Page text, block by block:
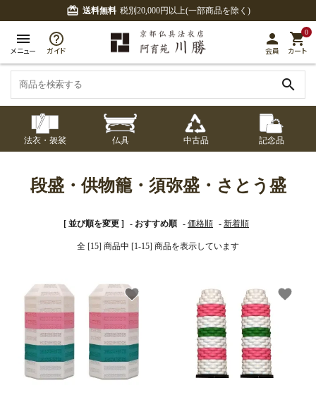
card_giftcard 送料無料 税別20,000円以上(一部商品を除く)
menu
メニュー ガイド
person
会員
0
shopping_cart
カート
search
七条袈裟
修多羅
五条袈裟
黒衣・直綴
法衣・袈裟
七条袈裟 修多羅
五条袈裟 色衣・裳附
白衣・色服 襦袢・裾除け
白帯・足袋 草履・はきもの
記念品
章入
ふくさ・風呂敷
中啓・扇子 収納
仏具
御本尊・御掛軸 宮殿・厨子・須弥壇
卓類・常香盤・礼盤 天蓋・瓔珞・吊金具
土香炉・香炉台・香
盒
仏器・供笥・供物
きん・きん台・鳴物 ご法要用品・箱類
中古品
中古品 アウトレット
段盛・供物籠・須弥盛・さとう盛
[ 並び順を変更 ] - おすすめ順 - 価格順 - 新着順
全 [15] 商品中 [1-15] 商品を表示しています
favorite favorite